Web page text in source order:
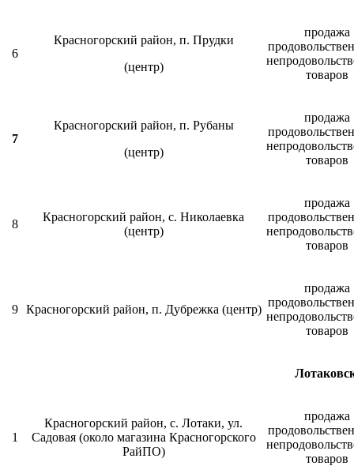
6
Красногорский район, п. Прудки
(центр)
продажа
товаров
7
Красногорский район, п. Рубаны
(центр)
продажа
товаров
8
Красногорский район, с. Николаевка
(центр)
продажа
товаров
9 Красногорский район, п. Дубрежка (центр)
продажа
товаров
1
Красногорский район, с. Лотаки, ул.
Садовая (около магазина Красногорского
РайПО)
продажа
товаров